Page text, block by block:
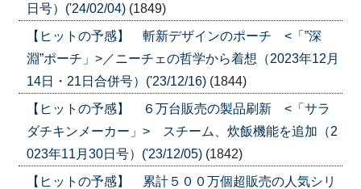
日号）('24/02/04) (1849)
【ヒットの予感】 斬新デザインのポーチ <「”深
淵”ポーチ」>／ニーチェの哲学から着想（2023年12月
14日・21日合併号）('23/12/16) (1844)
【ヒットの予感】 ６万台販売の製品刷新 <「サラ
ダチキンメーカー」> スチーム、炊飯機能を追加（2
023年11月30日号）('23/12/05) (1842)
【ヒットの予感】 累計５００万個超販売の人気シリ